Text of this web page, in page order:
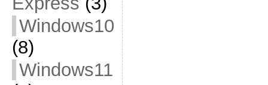
Windows10
(8)
Windows11